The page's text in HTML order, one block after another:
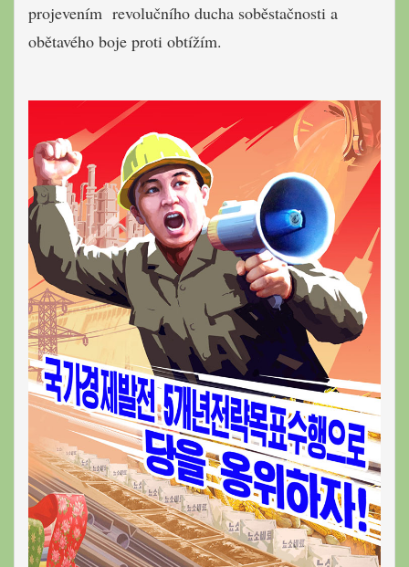
projevením revolučního ducha soběstačnosti a
obětavého boje proti obtížím.